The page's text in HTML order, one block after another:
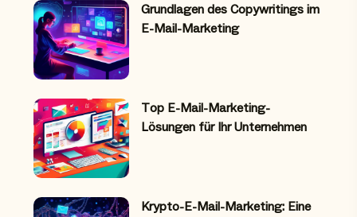
Grundlagen des Copywritings im
E-Mail-Marketing
Top E-Mail-Marketing-
Lösungen für Ihr Unternehmen
Krypto-E-Mail-Marketing: Eine